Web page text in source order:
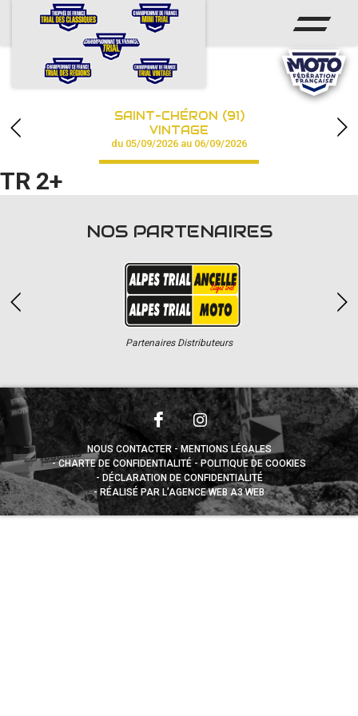
ACCUEIL
CALENDRIER
CHAMPIONNAT
RÉSULTATS
PHOTOS / VIDÉOS
PARTENAIRES
SAINT-CHÉRON (91)
VINTAGE
du 05/09/2026 au 06/09/2026
TR 2+
NOS PARTENAIRES
Partenaires Distributeurs
NOUS CONTACTER
MENTIONS LÉGALES
CHARTE DE CONFIDENTIALITÉ
POLITIQUE DE COOKIES
DÉCLARATION DE CONFIDENTIALITÉ
RÉALISÉ PAR L’AGENCE WEB A3 WEB